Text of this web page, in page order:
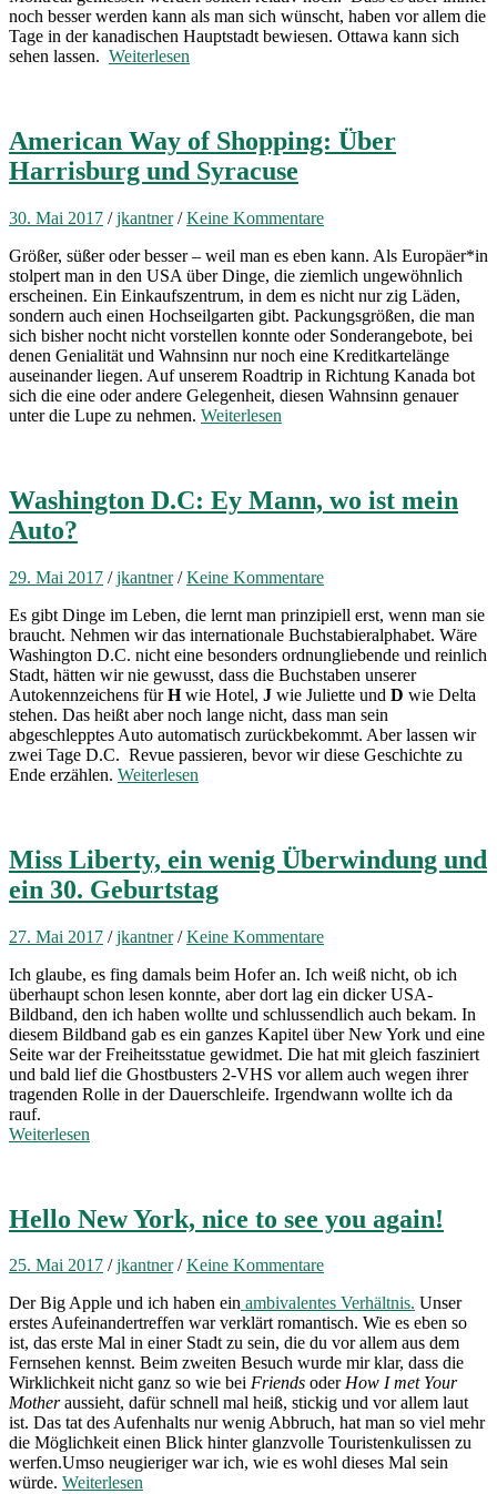
noch besser werden kann als man sich wünscht, haben vor allem die
Tage in der kanadischen Hauptstadt bewiesen. Ottawa kann sich
sehen lassen. Weiterlesen
American Way of Shopping: Über
Harrisburg und Syracuse
30. Mai 2017 /jkantner /Keine Kommentare
Größer, süßer oder besser – weil man es eben kann. Als Europäer*in
stolpert man in den USA über Dinge, die ziemlich ungewöhnlich
erscheinen. Ein Einkaufszentrum, in dem es nicht nur zig Läden,
sondern auch einen Hochseilgarten gibt. Packungsgrößen, die man
sich bisher nocht nicht vorstellen konnte oder Sonderangebote, bei
denen Genialität und Wahnsinn nur noch eine Kreditkartelänge
auseinander liegen. Auf unserem Roadtrip in Richtung Kanada bot
sich die eine oder andere Gelegenheit, diesen Wahnsinn genauer
unter die Lupe zu nehmen. Weiterlesen
Washington D.C: Ey Mann, wo ist mein
Auto?
29. Mai 2017 /jkantner /Keine Kommentare
Es gibt Dinge im Leben, die lernt man prinzipiell erst, wenn man sie
braucht. Nehmen wir das internationale Buchstabieralphabet. Wäre
Washington D.C. nicht eine besonders ordnungliebende und reinlich
Stadt, hätten wir nie gewusst, dass die Buchstaben unserer
Autokennzeichens fürHwie Hotel, J wie Juliette und D wie Delta
stehen. Das heißt aber noch lange nicht, dass man sein
abgeschlepptes Auto automatisch zurückbekommt. Aber lassen wir
zwei Tage D.C. Revue passieren, bevor wir diese Geschichte zu
Ende erzählen. Weiterlesen
Miss Liberty, ein wenig Überwindung und
ein 30. Geburtstag
27. Mai 2017 /jkantner /Keine Kommentare
Ich glaube, es fing damals beim Hofer an. Ich weiß nicht, ob ich
überhaupt schon lesen konnte, aber dort lag ein dicker USA-
Bildband, den ich haben wollte und schlussendlich auch bekam. In
diesem Bildband gab es ein ganzes Kapitel über New York und eine
Seite war der Freiheitsstatue gewidmet. Die hat mit gleich fasziniert
und bald lief die Ghostbusters 2-VHS vor allem auch wegen ihrer
tragenden Rolle in der Dauerschleife. Irgendwann wollte ich da
rauf.
Weiterlesen
Hello New York, nice to see you again!
25. Mai 2017 /jkantner /Keine Kommentare
Der Big Apple und ich haben ein ambivalentes Verhältnis. Unser
erstes Aufeinandertreffen war verklärt romantisch. Wie es eben so
ist, das erste Mal in einer Stadt zu sein, die du vor allem aus dem
Fernsehen kennst. Beim zweiten Besuch wurde mir klar, dass die
Wirklichkeit nicht ganz so wie bei Friends oderHow I met Your
Motheraussieht, dafür schnell mal heiß, stickig und vor allem laut
ist. Das tat des Aufenhalts nur wenig Abbruch, hat man so viel mehr
die Möglichkeit einen Blick hinter glanzvolle Touristenkulissen zu
werfen.Umso neugieriger war ich, wie es wohl dieses Mal sein
würde. Weiterlesen